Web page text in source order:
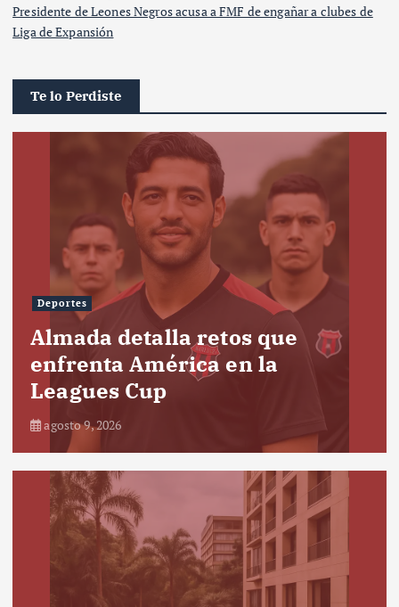
Presidente de Leones Negros acusa a FMF de engañar a clubes de
Liga de Expansión
Te lo Perdiste
Deportes
Almada detalla retos que
enfrenta América en la
Leagues Cup
agosto 9, 2026